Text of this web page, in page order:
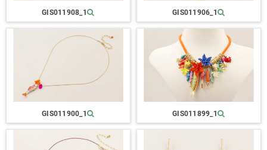
GIS011908_1 GIS011906_1
GIS011900_1 GIS011899_1